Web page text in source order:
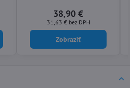
38,90 €
31,63 € bez DPH
Zobraziť